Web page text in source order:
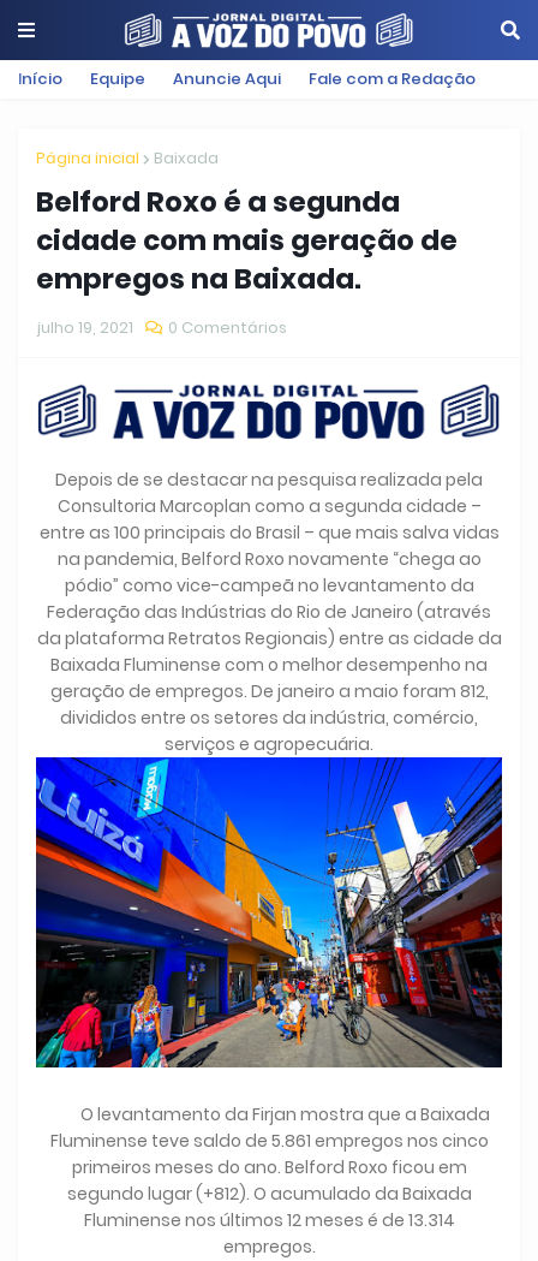
Início Equipe Anuncie Aqui Fale com a Redação
Página inicial Baixada
Belford Roxo é a segunda
cidade com mais geração de
empregos na Baixada.
julho 19, 2021 0 Comentários
Depois de se destacar na pesquisa realizada pela
Consultoria Marcoplan como a segunda cidade –
entre as 100 principais do Brasil – que mais salva vidas
na pandemia, Belford Roxo novamente “chega ao
pódio” como vice-campeã no levantamento da
Federação das Indústrias do Rio de Janeiro (através
da plataforma Retratos Regionais) entre as cidade da
Baixada Fluminense com o melhor desempenho na
geração de empregos. De janeiro a maio foram 812,
divididos entre os setores da indústria, comércio,
serviços e agropecuária.
O levantamento da Firjan mostra que a Baixada
Fluminense teve saldo de 5.861 empregos nos cinco
primeiros meses do ano. Belford Roxo ficou em
segundo lugar (+812). O acumulado da Baixada
Fluminense nos últimos 12 meses é de 13.314
empregos.